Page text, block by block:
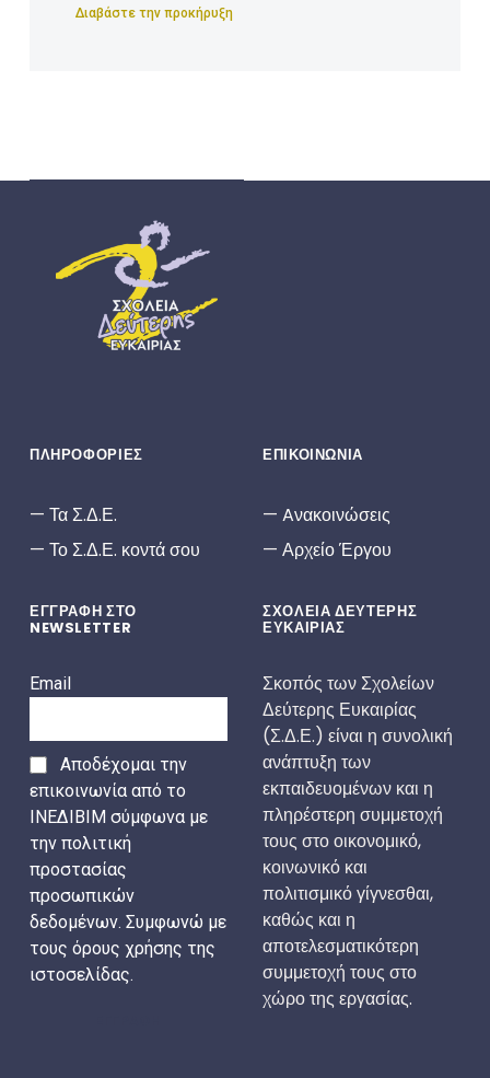
Διαβάστε την προκήρυξη
ΣΔΕ
ΣΧΟΛΕΊΑ ΔΕΎΤΕΡΗΣ ΕΥΚΑΙΡΊΑΣ
ΠΛΗΡΟΦΟΡΙΕΣ
Τα Σ.Δ.Ε.
Το Σ.Δ.Ε. κοντά σου
ΕΠΙΚΟΙΝΩΝΙΑ
Aνακοινώσεις
Αρχείο Έργου
ΕΓΓΡΑΦΗ ΣΤΟ
NEWSLETTER
Email
Αποδέχομαι την
επικοινωνία από το
ΙΝΕΔΙΒΙΜ σύμφωνα με
την πολιτική
προστασίας
προσωπικών
δεδομένων. Συμφωνώ με
τους όρους χρήσης της
ιστοσελίδας.
ΣΧΟΛΕΙΑ ΔΕΥΤΕΡΗΣ
ΕΥΚΑΙΡΙΑΣ
Σκοπός των Σχολείων
Δεύτερης Ευκαιρίας
(Σ.Δ.Ε.) είναι η συνολική
ανάπτυξη των
εκπαιδευομένων και η
πληρέστερη συμμετοχή
τους στο οικονομικό,
κοινωνικό και
πολιτισμικό γίγνεσθαι,
καθώς και η
αποτελεσματικότερη
συμμετοχή τους στο
χώρο της εργασίας.